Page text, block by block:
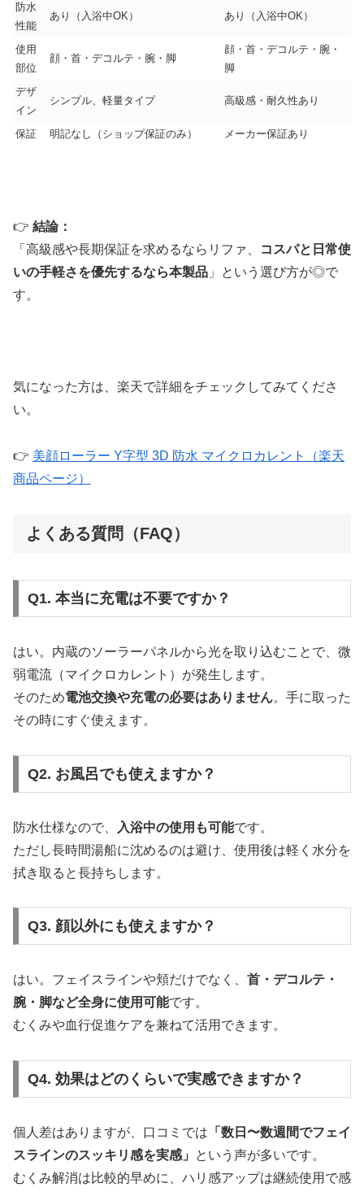
防水
性能
あり（入浴中OK） あり（入浴中OK）
使用
部位
顔・首・デコルテ・腕・脚
顔・首・デコルテ・腕・
脚
デザ
イン
シンプル、軽量タイプ 高級感・耐久性あり
保証 明記なし（ショップ保証のみ） メーカー保証あり
👉 結論：
「高級感や長期保証を求めるならリファ、
コスパと日常使
いの手軽さを優先するなら本製品 」という選び方が◎で
す。
気になった方は、楽天で詳細をチェックしてみてくださ
い。
👉 美顔ローラー Y字型 3D 防水 マイクロカレント（楽天
商品ページ）
よくある質問（FAQ）
Q1. 本当に充電は不要ですか？
はい。内蔵のソーラーパネルから光を取り込むことで、微
弱電流（マイクロカレント）が発生します。
そのため電池交換や充電の必要はありません。手に取った
その時にすぐ使えます。
Q2. お風呂でも使えますか？
防水仕様なので、 入浴中の使用も可能です。
ただし長時間湯船に沈めるのは避け、使用後は軽く水分を
拭き取ると長持ちします。
Q3. 顔以外にも使えますか？
はい。フェイスラインや頬だけでなく、 首・デコルテ・
腕・脚など全身に使用可能です。
むくみや血行促進ケアを兼ねて活用できます。
Q4. 効果はどのくらいで実感できますか？
個人差はありますが、口コミでは 「数日〜数週間でフェイ
スラインのスッキリ感を実感」
という声が多いです。
むくみ解消は比較的早めに、ハリ感アップは継続使用で感